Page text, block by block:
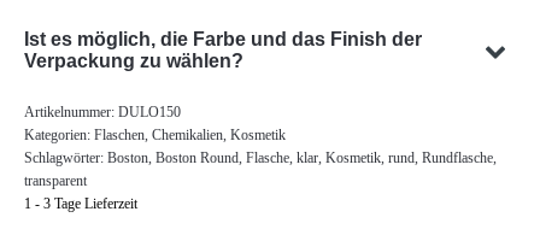
Sujet gestalten. Unser Team ist darauf spezialisiert,
Ihren spezifischen Anforderungen entsprechen.
Ist es möglich, die Farbe und das Finish der
Verpackung zu wählen?
ist in vielen Fällen möglich. Unser Team beratet Sie gerne um
die optimale Farbe und Oberfläche für ihre
Produktverpackung zu finden.
Artikelnummer: DULO150
Kategorien: Flaschen, Chemikalien, Kosmetik
Schlagwörter: Boston, Boston Round, Flasche, klar, Kosmetik, rund, Rundflasche,
transparent
1 - 3 Tage Lieferzeit